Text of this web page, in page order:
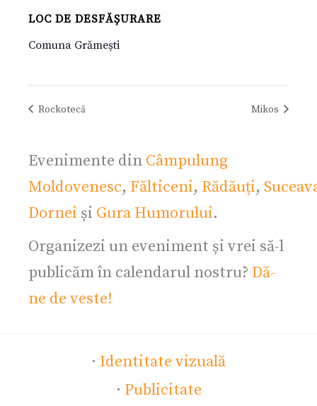
LOC DE DESFĂȘURARE
Comuna Grămești
Rockotecă Mikos
Evenimente din Câmpulung
Moldovenesc, Fălticeni, Rădăuți,
Dornei și Gura Humorului.
Organizezi un eveniment și vrei să-l
publicăm în calendarul nostru? Dă-
ne de veste!
· Identitate vizuală
· Publicitate